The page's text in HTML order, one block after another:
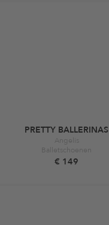
PRETTY BALLERINAS
Angelis
Balletschoenen
€ 149